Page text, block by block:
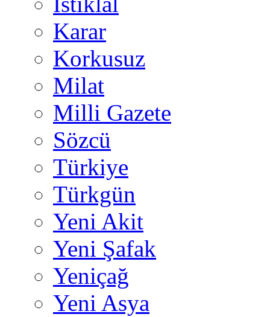
Karar
Korkusuz
Milat
Milli Gazete
Sözcü
Türkiye
Türkgün
Yeni Akit
Yeni Şafak
Yeniçağ
Yeni Asya